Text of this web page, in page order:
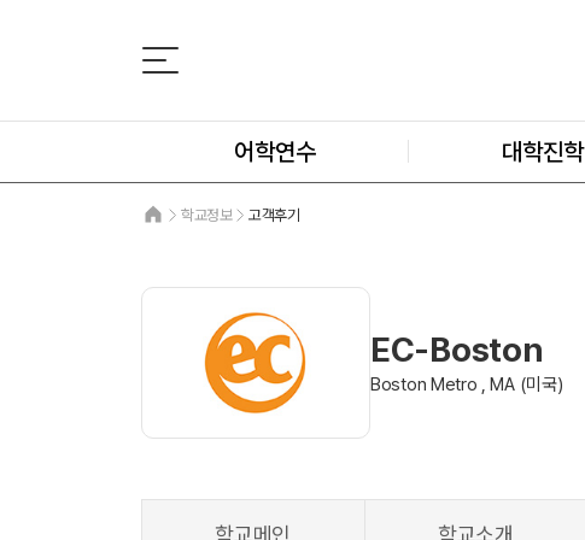
어학연수 대학진학
학교정보 고객후기
EC-Boston
Boston Metro , MA (미국)
학교메인 학교소개